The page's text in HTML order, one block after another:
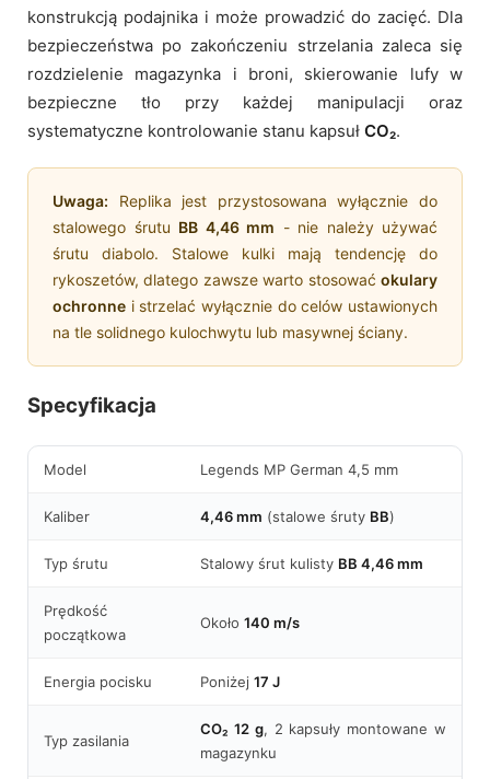
konstrukcją podajnika i może prowadzić do zacięć. Dla
bezpieczeństwa po zakończeniu strzelania zaleca się
rozdzielenie magazynka i broni, skierowanie lufy w
bezpieczne tło przy każdej manipulacji oraz
systematyczne kontrolowanie stanu kapsuł CO₂.
Uwaga: Replika jest przystosowana wyłącznie do
stalowego śrutu BB 4,46 mm - nie należy używać
śrutu diabolo. Stalowe kulki mają tendencję do
rykoszetów, dlatego zawsze warto stosować okulary
ochronne i strzelać wyłącznie do celów ustawionych
na tle solidnego kulochwytu lub masywnej ściany.
Specyfikacja
Model Legends MP German 4,5 mm
Kaliber 4,46 mm (stalowe śruty BB)
Typ śrutu Stalowy śrut kulisty BB 4,46 mm
Prędkość
początkowa
Około 140 m/s
Energia pocisku Poniżej 17 J
Typ zasilania
CO₂ 12 g, 2 kapsuły montowane w
magazynku